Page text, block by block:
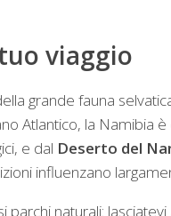
viaggio
grande fauna
Atlantico, la Namibia
e dal Deserto del
influenzano
parchi naturali: